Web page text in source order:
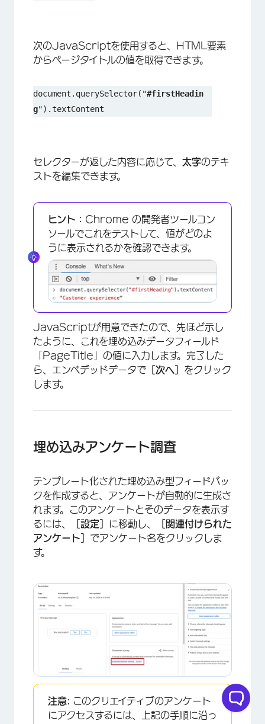
次のJavaScriptを使用すると、HTML要素
からページタイトルの値を取得できます。
document.querySelector("#firstHeadin
g").textContent
セレクターが返した内容に応じて、 太字のテキ
ストを編集できます。
ヒント： Chrome の開発者ツールコン
ソールでこれをテストして、値がどのよ
うに表示されるかを確認できます。
JavaScriptが用意できたので、先ほど示し
たように、これを埋め込みデータフィールド
「PageTitle」の値に入力します。完了した
ら、エンベデッドデータで ［次へ］ をクリック
します。
埋め込みアンケート調査
テンプレート化された埋め込み型フィードバッ
クを作成すると、アンケートが自動的に生成さ
れます。このアンケートとそのデータを表示す
るには、
［設定］ に移動し、
［関連付けられた
アンケート］ でアンケート名をクリックしま
す。
注意: このクリエイティブのアンケート
にアクセスするには、上記の手順に沿っ